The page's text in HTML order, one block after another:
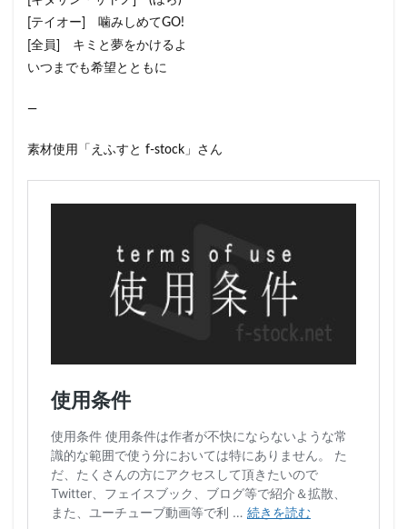
[テイオー] 噛みしめてGO!
[全員] キミと夢をかけるよ
いつまでも希望とともに
—
素材使用「えふすと f-stock」さん